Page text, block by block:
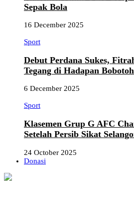
Sepak Bola
16 December 2025
Sport
Debut Perdana Sukes,
Tegang di Hadapan Bobotoh
6 December 2025
Sport
Klasemen Grup G AFC
Setelah Persib Sikat
24 October 2025
Donasi